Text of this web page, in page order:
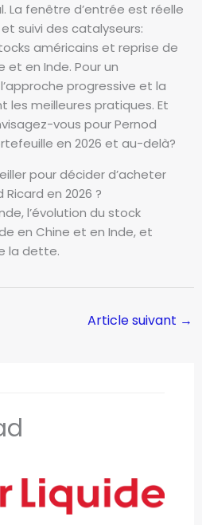
La fenêtre d’entrée est réelle
suivi des catalyseurs:
américains et reprise de
et en Inde. Pour un
progressive et la
les meilleures pratiques. Et
vous pour Pernod
en 2026 et au-delà?
pour décider d’acheter
Ricard en 2026 ?
l’évolution du stock
en Chine et en Inde, et
la dette.
Article suivant →